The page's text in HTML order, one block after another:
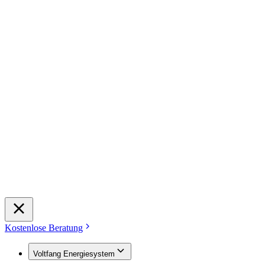
Kostenlose Beratung
Voltfang Energiesystem